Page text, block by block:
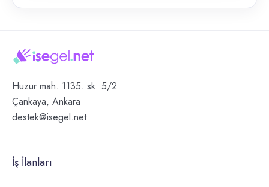
Huzur mah. 1135. sk. 5/2
Çankaya, Ankara
destek@isegel.net
İş İlanları